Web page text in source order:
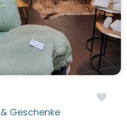
Geschenke